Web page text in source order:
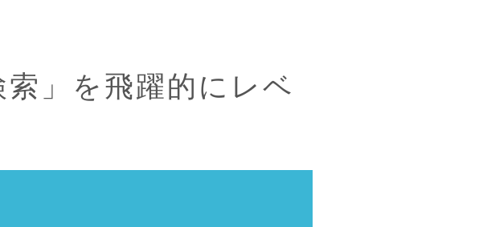
」を飛躍的にレベ